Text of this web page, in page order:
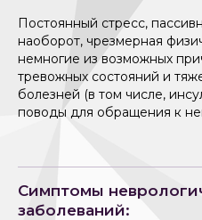
Постоянный стресс,
наоборот, чрезмерная
немногие из возможных
тревожных состояний и
болезней (в том числе,
поводы для обращения к
Симптомы
заболеваний: